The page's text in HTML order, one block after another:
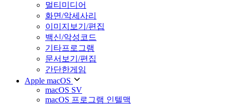
멀티미디어
화면/악세사리
이미지보기/편집
백신/악성코드
기타프로그램
문서보기/편집
간단한게임
Apple macOS
macOS SV
macOS 프로그램 인텔맥